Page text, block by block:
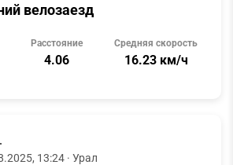
велозаезд
Расстояние
4.06
Средняя скорость
16.23 км/ч
13:24 · Урал